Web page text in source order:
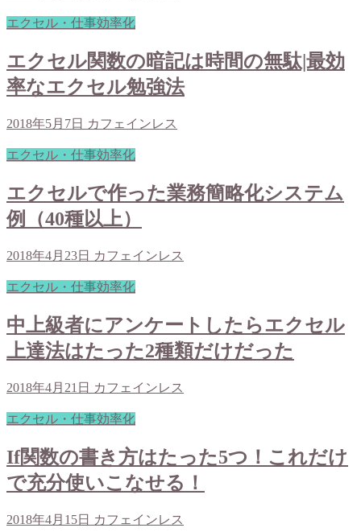
エクセル・仕事効率化
エクセル関数の暗記は時間の無駄|最効
率なエクセル勉強法
2018年5月7日 カフェインレス
エクセル・仕事効率化
エクセルで作った業務簡略化システム
例（40種以上）
2018年4月23日 カフェインレス
エクセル・仕事効率化
中上級者にアンケートしたらエクセル
上達法はたった2種類だけだった
2018年4月21日 カフェインレス
エクセル・仕事効率化
If関数の書き方はたった5つ！これだけ
で充分使いこなせる！
2018年4月15日 カフェインレス